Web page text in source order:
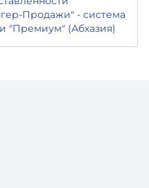
Продажи" - система
"Премиум" (Абхазия)